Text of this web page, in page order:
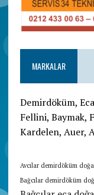
MARKALAR
Demirdöküm,
Fellini, Baymak,
Kardelen, Auer,
Avcılar demirdöküm
Bağcılar demirdöküm